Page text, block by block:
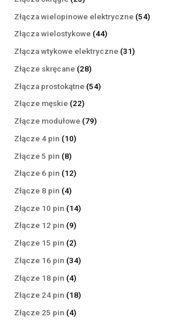
produktów
Złącza wielopinowe elektryczne 5454
Złącza wielostykowe 4444
produkty
Złącza wtykowe elektryczne 3131
Złącze skręcane 2828
produktów
Złącza prostokątne 5454
Złącze męskie 2222
produkty
Złącze modułowe 7979
Złącze 4 pin 1010
Złącze 5 pin 88
produktów
Złącze 6 pin 1212
Złącze 8 pin 44
produkty
Złącze 10 pin 1414
Złącze 12 pin 99
produktów
Złącze 15 pin 22
produkty
Złącze 16 pin 3434
Złącze 18 pin 44
produkty
Złącze 24 pin 1818
Złącze 25 pin 44